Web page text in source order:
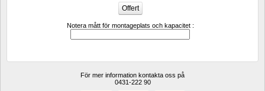
Notera mått för montageplats och kapacitet :
För mer information kontakta oss på
0431-222 90